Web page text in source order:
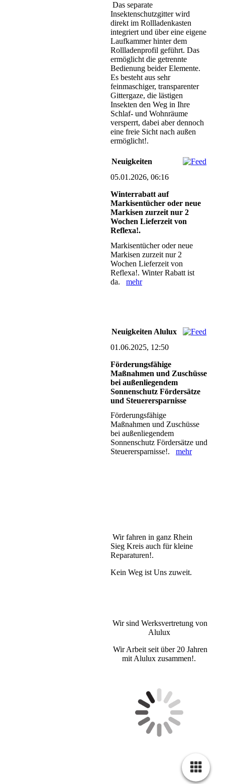
Das separate
Insektenschutzgitter wird
direkt im Rollladenkasten
integriert und über eine eigene
Laufkammer hinter dem
Rollladenprofil geführt. Das
ermöglicht die getrennte
Bedienung beider Elemente.
Es besteht aus sehr
feinmaschiger, transparenter
Gittergaze, die lästigen
Insekten den Weg in Ihre
Schlaf- und Wohnräume
versperrt, dabei aber dennoch
eine freie Sicht nach außen
ermöglicht!.
Neuigkeiten
05.01.2026, 06:16
Winterrabatt auf
Markisentücher oder neue
Markisen zurzeit nur 2
Wochen Lieferzeit von
Reflexa!.
Markisentücher oder neue
Markisen zurzeit nur 2
Wochen Lieferzeit von
Reflexa!. Winter Rabatt ist
da.mehr
Neuigkeiten Alulux
01.06.2025, 12:50
Förderungsfähige
Maßnahmen und Zuschüsse
bei außenliegendem
Sonnenschutz Fördersätze
und Steuerersparnisse
Förderungsfähige
Maßnahmen und Zuschüsse
bei außenliegendem
Sonnenschutz Fördersätze und
Steuerersparnisse!.mehr
Wir fahren in ganz Rhein
Sieg Kreis auch für kleine
Reparaturen!.
Kein Weg ist Uns zuweit.
Wir sind Werksvertretung von
Alulux
Wir Arbeit seit über 20 Jahren
mit Alulux zusammen!.